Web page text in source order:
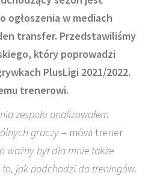
ogłoszenia w mediach
transfer. Przedstawiliśmy
który poprowadzi
PlusLigi 2021/2022.
trenerowi.
zespołu analizowałem
graczy– mówi trener
ważny był dla mnie także
jak podchodzi do treningów.